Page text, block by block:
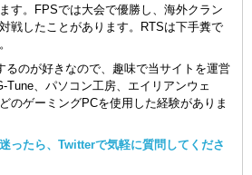
す。FPSでは大会で優勝し、海外クラン
戦したことがあります。RTSは下手糞で
るのが好きなので、趣味で当サイトを運営
Tune、パソコン工房、エイリアンウェ
のゲーミングPCを使用した経験がありま
ったら、Twitterで気軽に質問してくださ